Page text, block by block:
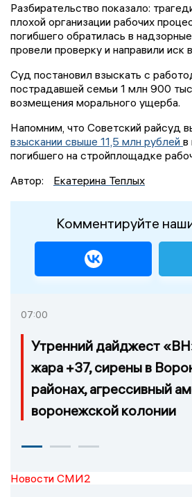
Разбирательство показало:
плохой организации рабочих
погибшего обратилась в
провели проверку и направили иск
Суд постановил взыскать с
пострадавшей семьи 1 млн 900
возмещения морального ущерба.
Напомним, что Советский райсуд
взыскании свыше 11,5 млн рублей в
погибшего на стройплощадке
Автор:
Екатерина Теплых
Комментируйте
07:00
Утренний дайджест
жара +37, сирены в
районах, агрессивный
воронежской колонии
Новости СМИ2